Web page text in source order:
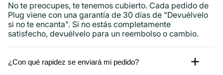
No te preocupes, te tenemos cubierto. Cada pedido de
Plug viene con una garantía de 30 días de "Devuélvelo
si no te encanta". Si no estás completamente
satisfecho, devuélvelo para un reembolso o cambio.
¿Con qué rapidez se enviará mi pedido?